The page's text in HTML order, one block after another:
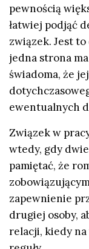
pewnością
łatwiej podjąć
związek. Jest
jedna strona
świadoma, że
ewentualnych
Związek w
wtedy, gdy
pamiętać, że
zapewnienie
drugiej osoby,
relacji, kiedy na